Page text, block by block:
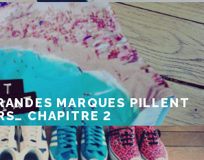
MARQUES PILLENT
CHAPITRE 2